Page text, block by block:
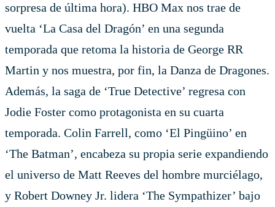
sorpresa de última hora). HBO Max nos trae de
vuelta ‘La Casa del Dragón’ en una segunda
temporada que retoma la historia de George RR
Martin y nos muestra, por fin, la Danza de Dragones.
Además, la saga de ‘True Detective’ regresa con
Jodie Foster como protagonista en su cuarta
temporada. Colin Farrell, como ‘El Pingüino’ en
‘The Batman’, encabeza su propia serie expandiendo
el universo de Matt Reeves del hombre murciélago,
y Robert Downey Jr. lidera ‘The Sympathizer’ bajo